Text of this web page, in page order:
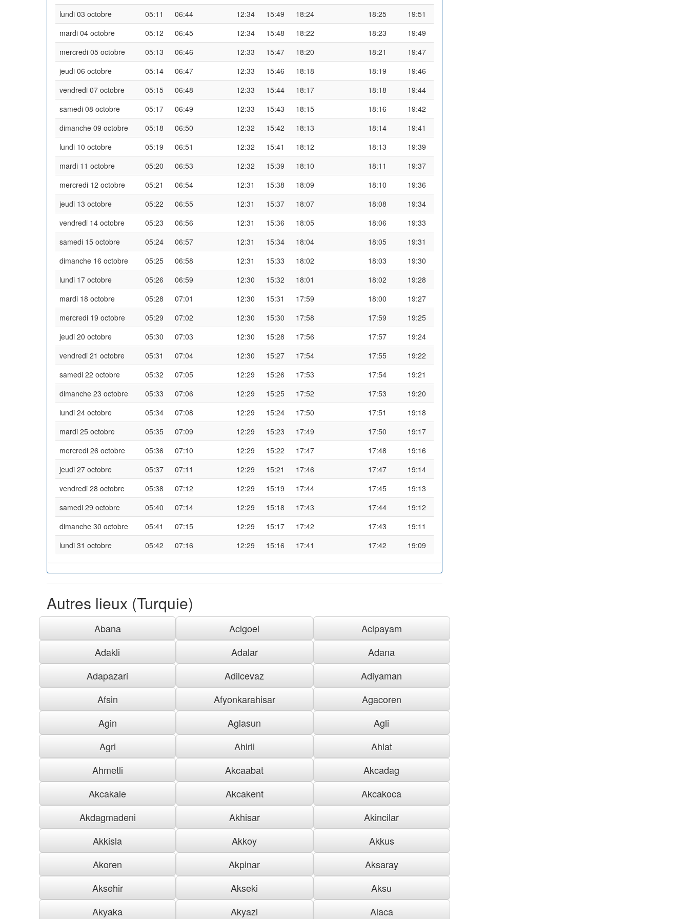
lundi 03 octobre 05:11 06:44 12:34 15:49 18:24 18:25
19:51
mardi 04 octobre
05:12 06:45 12:34 15:48 18:22 18:23
19:49
mercredi 05 octobre
05:13 06:46 12:33 15:47 18:20 18:21
19:47
jeudi 06 octobre
05:14 06:47 12:33 15:46 18:18 18:19
19:46
vendredi 07 octobre
05:15 06:48 12:33 15:44 18:17 18:18
19:44
samedi 08 octobre
05:17 06:49 12:33 15:43 18:15 18:16
19:42
dimanche 09 octobre
05:18 06:50 12:32 15:42 18:13 18:14
19:41
lundi 10 octobre
05:19 06:51 12:32 15:41 18:12 18:13
19:39
mardi 11 octobre
05:20 06:53 12:32 15:39 18:10 18:11
19:37
mercredi 12 octobre
05:21 06:54 12:31 15:38 18:09 18:10
19:36
jeudi 13 octobre
05:22 06:55 12:31 15:37 18:07 18:08
19:34
vendredi 14 octobre
05:23 06:56 12:31 15:36 18:05 18:06
19:33
samedi 15 octobre
05:24 06:57 12:31 15:34 18:04 18:05
19:31
dimanche 16 octobre
05:25 06:58 12:31 15:33 18:02 18:03
19:30
lundi 17 octobre
05:26 06:59 12:30 15:32 18:01 18:02
19:28
mardi 18 octobre
05:28 07:01 12:30 15:31 17:59 18:00
19:27
mercredi 19 octobre
05:29 07:02 12:30 15:30 17:58 17:59
19:25
jeudi 20 octobre
05:30 07:03 12:30 15:28 17:56 17:57
19:24
vendredi 21 octobre
05:31 07:04 12:30 15:27 17:54 17:55
19:22
samedi 22 octobre
05:32 07:05 12:29 15:26 17:53 17:54
19:21
dimanche 23 octobre
05:33 07:06 12:29 15:25 17:52 17:53
19:20
lundi 24 octobre
05:34 07:08 12:29 15:24 17:50 17:51
19:18
mardi 25 octobre
05:35 07:09 12:29 15:23 17:49 17:50
19:17
mercredi 26 octobre
05:36 07:10 12:29 15:22 17:47 17:48
19:16
jeudi 27 octobre
05:37 07:11 12:29 15:21 17:46 17:47
19:14
vendredi 28 octobre
05:38 07:12 12:29 15:19 17:44 17:45
19:13
samedi 29 octobre
05:40 07:14 12:29 15:18 17:43 17:44
19:12
dimanche 30 octobre
05:41 07:15 12:29 15:17 17:42 17:43
19:11
lundi 31 octobre
05:42 07:16 12:29 15:16 17:41 17:42 19:09
Autres lieux (Turquie)
Abana Acigoel
Acipayam
Adakli
Adalar
Adana
Adapazari
Adilcevaz
Adiyaman
Afsin
Afyonkarahisar
Agacoren
Agin
Aglasun
Agli
Agri
Ahirli
Ahlat
Ahmetli
Akcaabat
Akcadag
Akcakale
Akcakent
Akcakoca
Akdagmadeni
Akhisar
Akincilar
Akkisla
Akkoy
Akkus
Akoren
Akpinar
Aksaray
Aksehir
Akseki
Aksu
Akyaka
Akyazi Alaca